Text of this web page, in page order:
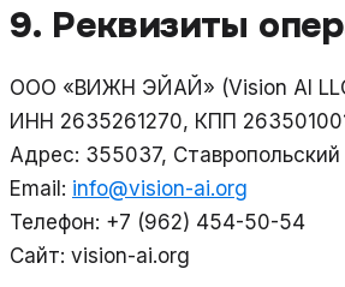
9. Реквизиты
ООО «ВИЖН ЭЙАЙ» (Vision AI
ИНН 2635261270, КПП
Адрес: 355037,
Email: info@vision-ai.org
Телефон: +7 (962) 454-50-54
Сайт: vision-ai.org